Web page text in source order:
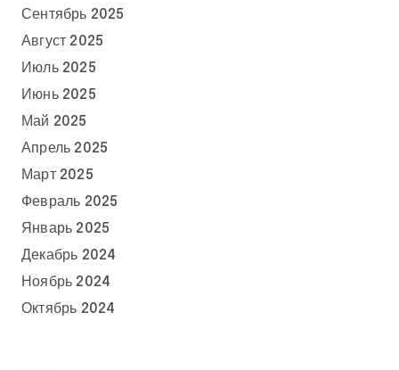
Сентябрь 2025
Август 2025
Июль 2025
Июнь 2025
Май 2025
Апрель 2025
Март 2025
Февраль 2025
Январь 2025
Декабрь 2024
Ноябрь 2024
Октябрь 2024